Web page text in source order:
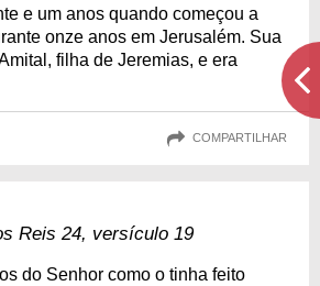
e um anos quando começou a
onze anos em Jerusalém. Sua
filha de Jeremias, e era
COMPARTILHAR
Reis 24, versículo 19
do Senhor como o tinha feito